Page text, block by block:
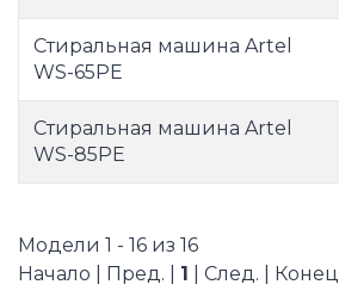
Стиральная машина Artel
WS-65PE
Стиральная машина Artel
WS-85PE
Модели 1 - 16 из 16
Начало | Пред. | 1 | След. | Конец